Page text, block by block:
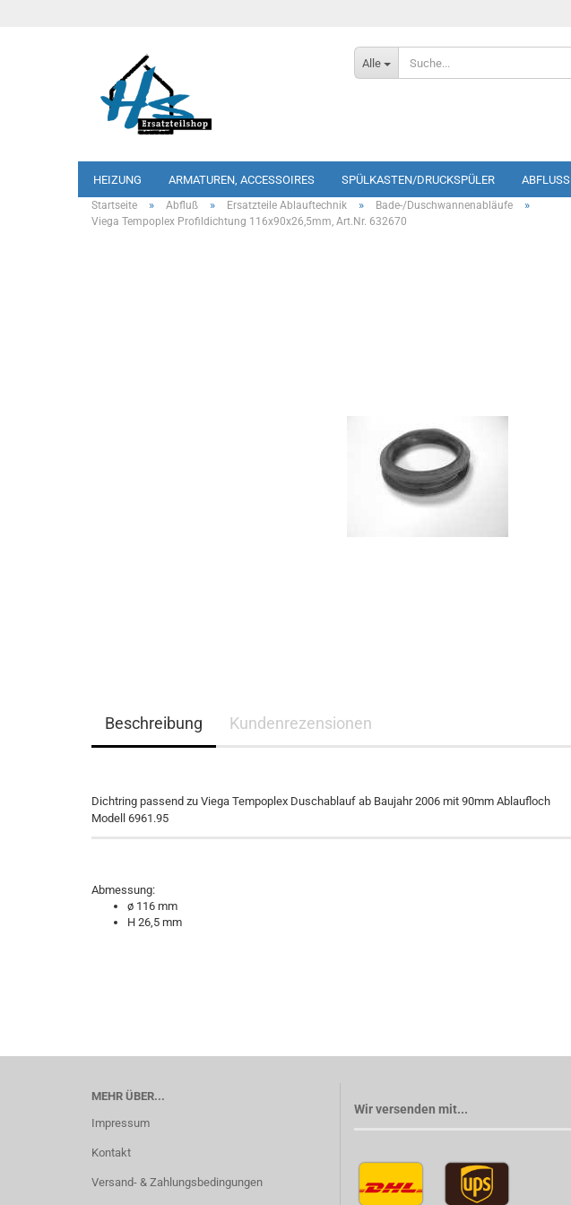
Alle
HEIZUNG ARMATUREN, ACCESSOIRES SPÜLKASTEN/DRUCKSPÜLER ABFLUSS
Startseite » Abfluß » Ersatzteile Ablauftechnik » Bade-/Duschwannenabläufe »
Viega Tempoplex Profildichtung 116x90x26,5mm, Art.Nr. 632670
Beschreibung Kundenrezensionen
Dichtring passend zu Viega Tempoplex Duschablauf ab Baujahr 2006 mit 90mm Ablaufloch
Modell 6961.95
Abmessung:
ø 116 mm
H 26,5 mm
MEHR ÜBER...
Impressum
Kontakt
Versand- & Zahlungsbedingungen
Wir versenden mit...